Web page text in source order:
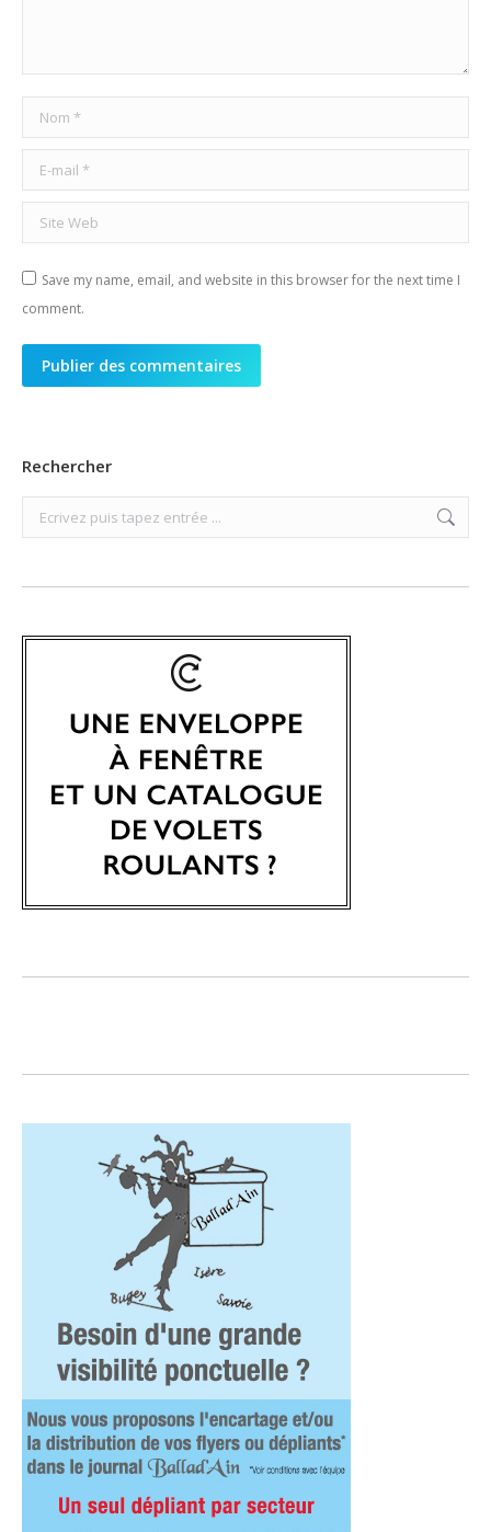
Nom *
E-mail *
Site Web
Save my name, email, and website in this browser for the next time I
comment.
Publier des commentaires
Rechercher
Search: